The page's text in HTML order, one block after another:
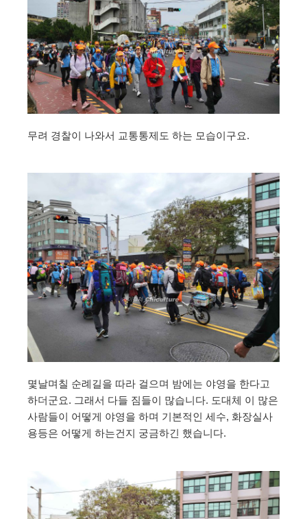
무려 경찰이 나와서 교통통제도 하는 모습이구요.
몇날며칠 순례길을 따라 걸으며 밤에는 야영을 한다고
하더군요. 그래서 다들 짐들이 많습니다. 도대체 이 많은
사람들이 어떻게 야영을 하며 기본적인 세수, 화장실사
용등은 어떻게 하는건지 궁금하긴 했습니다.